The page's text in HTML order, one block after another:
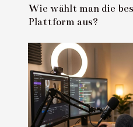
Wie wählt man die
Plattform aus?